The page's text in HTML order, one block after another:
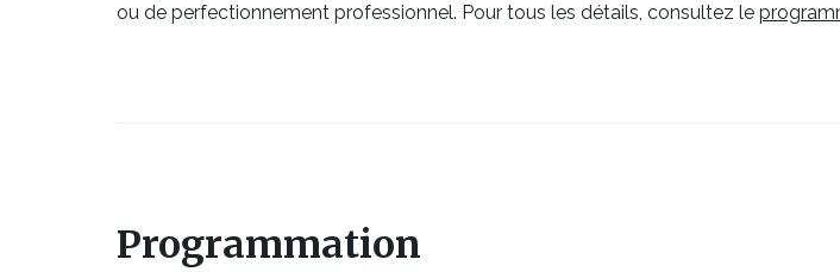
ou de perfectionnement professionnel. Pour tous les détails, consultez le
s'ouvrira
dans
Programmation